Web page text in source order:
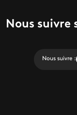
Nous suivre
Nous suivre :